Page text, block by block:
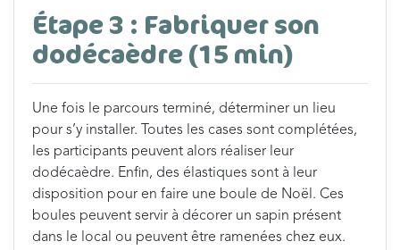
Étape 3 : Fabriquer son
dodécaèdre (15 min)
Une fois le parcours terminé, déterminer un lieu
pour s’y installer. Toutes les cases sont complétées,
les participants peuvent alors réaliser leur
dodécaèdre. Enfin, des élastiques sont à leur
disposition pour en faire une boule de Noël. Ces
boules peuvent servir à décorer un sapin présent
dans le local ou peuvent être ramenées chez eux.